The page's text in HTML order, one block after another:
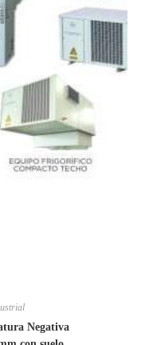
Negativa